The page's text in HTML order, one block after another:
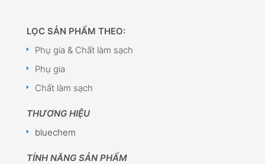
LỌC SẢN PHẨM THEO:
Phụ gia & Chất làm sạch
Phụ gia
Chất làm sạch
THƯƠNG HIỆU
bluechem
TÍNH NĂNG SẢN PHẨM